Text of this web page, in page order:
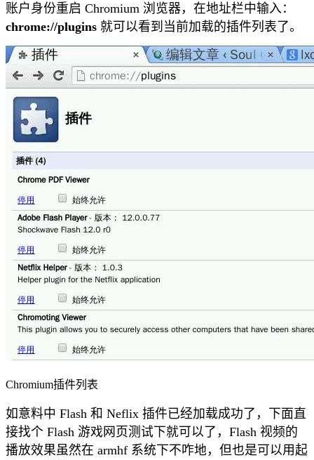
账户身份重启 Chromium 浏览器，在地址栏中输入：
chrome://plugins 就可以看到当前加载的插件列表了。
Chromium插件列表
如意料中 Flash 和 Neflix 插件已经加载成功了，下面直
接找个 Flash 游戏网页测试下就可以了，Flash 视频的
播放效果虽然在 armhf 系统下不咋地，但也是可以用起